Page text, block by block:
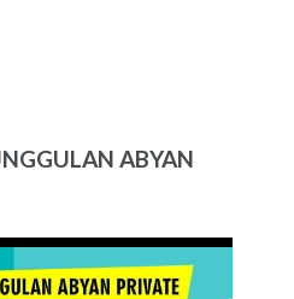
ABYAN